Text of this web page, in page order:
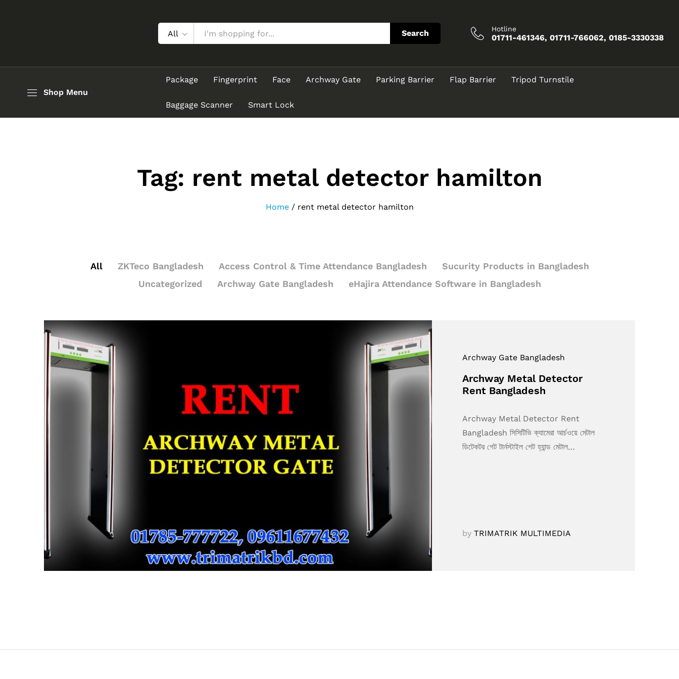
All Search Hotline
01711-461346, 01711-766062, 0185-3330338
Shop Menu
Package Fingerprint Face Archway Gate Parking Barrier Flap Barrier Tripod Turnstile
Baggage Scanner Smart Lock
Tag: rent metal detector hamilton
Home / rent metal detector hamilton
All ZKTeco Bangladesh Access Control & Time Attendance Bangladesh
Sucurity Products in Bangladesh
Uncategorized
Archway Gate Bangladesh eHajira Attendance Software in Bangladesh
Archway Gate Bangladesh
Archway Metal Detector
Rent Bangladesh
Archway Metal Detector Rent
Bangladesh সিসিটিভি ক্যামেরা আর্চওয়ে মেটাল
ডিটেকটর গেট টার্নস্টাইল গেট হ্যান্ড মেটাল…
byTRIMATRIK MULTIMEDIA